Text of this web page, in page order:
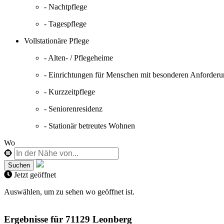
- Nachtpflege
- Tagespflege
Vollstationäre Pflege
- Alten- / Pflegeheime
- Einrichtungen für Menschen mit besonderen
- Kurzzeitpflege
- Seniorenresidenz
- Stationär betreutes Wohnen
Wo
Jetzt geöffnet
Auswählen, um zu sehen wo geöffnet ist.
Ergebnisse für 71129 Leonberg